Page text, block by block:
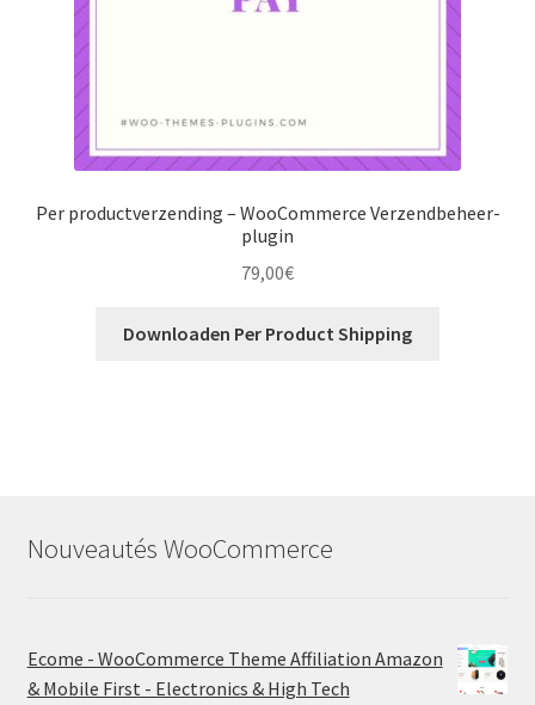
Per productverzending – WooCommerce Verzendbeheer-
plugin
79,00€
Downloaden Per Product Shipping
Nouveautés WooCommerce
Ecome - WooCommerce Theme Affiliation Amazon
& Mobile First - Electronics & High Tech